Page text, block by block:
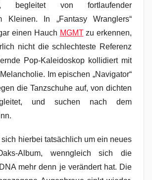
begleitet von fortlaufender
Kleinen. In „Fantasy Wranglers“
einen Hauch MGMTzu erkennen,
nicht die schlechteste Referenz
Pop-Kaleidoskop kollidiert mit
Im epischen „Navigator“
die Tanzschuhe auf, von dichten
und suchen nach dem
hierbei tatsächlich um ein neues
Album, wenngleich sich die
mehr denn je verändert hat. Die